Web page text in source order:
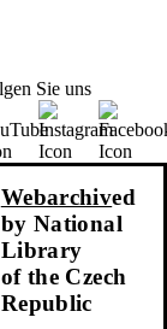
Sie uns
Webarchived
by National
Library
of the Czech
Republic